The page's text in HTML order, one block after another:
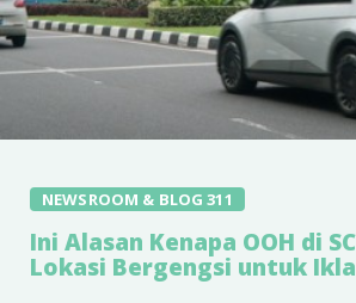
NEWSROOM & BLOG 311
Ini Alasan Kenapa OOH di
Lokasi Bergengsi untuk